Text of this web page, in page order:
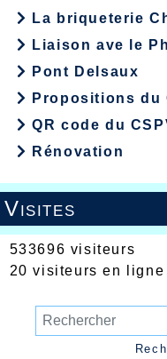
La briqueterie
Liaison ave le
Pont Delsaux
Propositions du
QR code du
Rénovation
Visites
533696 visiteurs
20 visiteurs en ligne